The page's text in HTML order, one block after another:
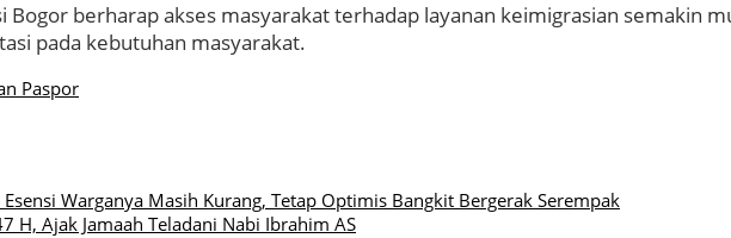
berharap akses masyarakat terhadap layanan keimigrasian semakin
pada kebutuhan masyarakat.
Paspor
Warganya Masih Kurang, Tetap Optimis Bangkit Bergerak Serempak
H, Ajak Jamaah Teladani Nabi Ibrahim AS